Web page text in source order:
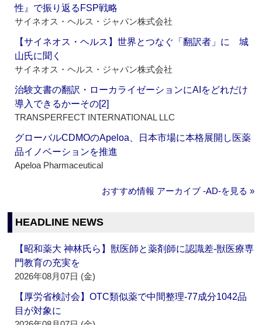
性』で振り返るFSP戦略
サイネオス・ヘルス・ジャパン株式会社
【サイネオス・ヘルス】世界とつなぐ「翻訳者」に 城
山氏に聞く
サイネオス・ヘルス・ジャパン株式会社
治験文書の翻訳・ローカライゼーションにAIをどれだけ
導入できるかーその[2]
TRANSPERFECT INTERNATIONAL LLC
グローバルCDMOのApeloa、日本市場に本格展開し医薬
品イノベーションを推進
Apeloa Pharmaceutical
おすすめ情報 アーカイブ ‐AD‐を見る »
HEADLINE NEWS
【昭和薬大 神林氏ら】獣医師と薬剤師に認識差‐獣医療専
門教育の充実を
2026年08月07日 (金)
【厚労省検討会】OTC類似薬で中間整理‐77成分1042品
目が対象に